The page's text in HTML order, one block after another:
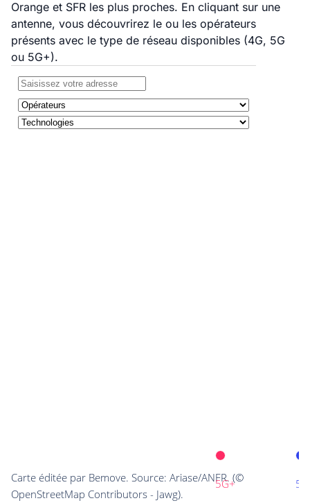
Orange et SFR les plus proches. En cliquant sur une
antenne, vous découvrirez le ou les opérateurs
présents avec le type de réseau disponibles (4G, 5G
ou 5G+).